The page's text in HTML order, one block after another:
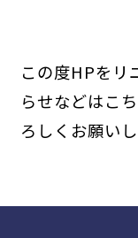
この度HPをリ
らせなどはこ
ろしくお願いし